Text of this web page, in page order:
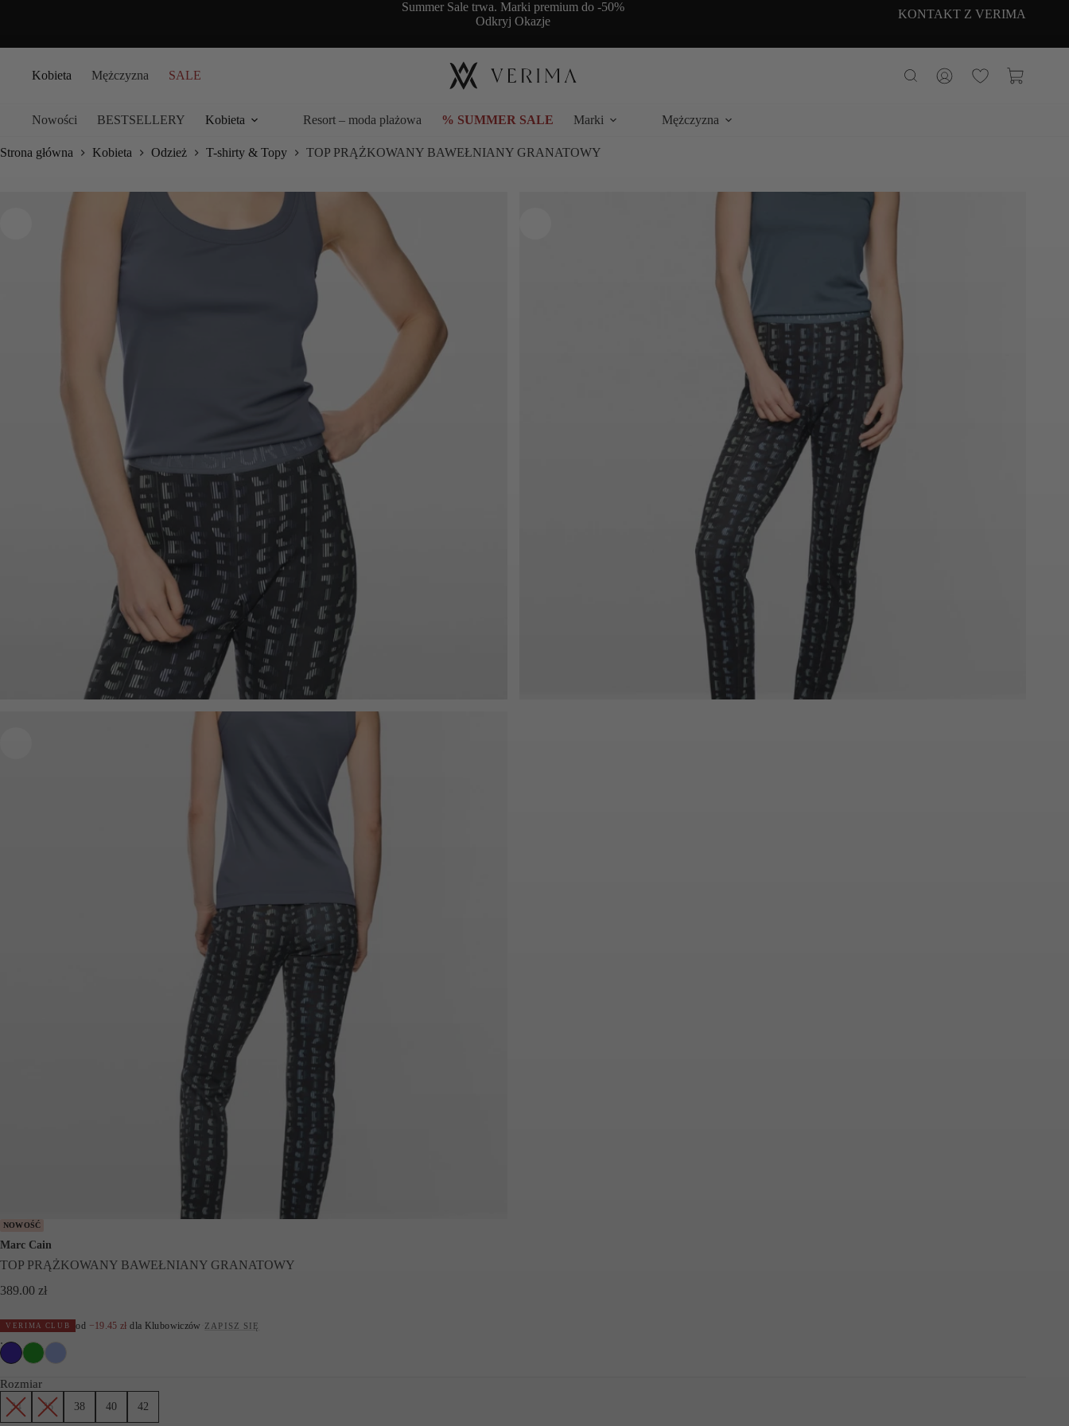
Summer Sale trwa. Marki premium do -50%
Odkryj Okazje
KONTAKT Z VERIMA
Kobieta Mężczyzna SALE Koszyk
Nowości BESTSELLERY Kobieta Resort – moda plażowa % SUMMER SALE Marki Mężczyzna
Strona główna Kobieta Odzież T-shirty & Topy TOP PRĄŻKOWANY BAWEŁNIANY GRANATOWY
NOWOŚĆ
Marc Cain
TOP PRĄŻKOWANY BAWEŁNIANY GRANATOWY
389.00 zł
VERIMA CLUB od −19.45zł dla Klubowiczów ·ZAPISZ SIĘ
Rozmiar
34 36 38 40 42